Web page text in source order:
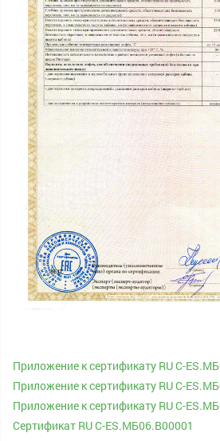
Приложение к сертификату RU C-
Приложение к сертификату RU C-
Приложение к сертификату RU C-
Сертификат RU C-ES.МБ06.В00001